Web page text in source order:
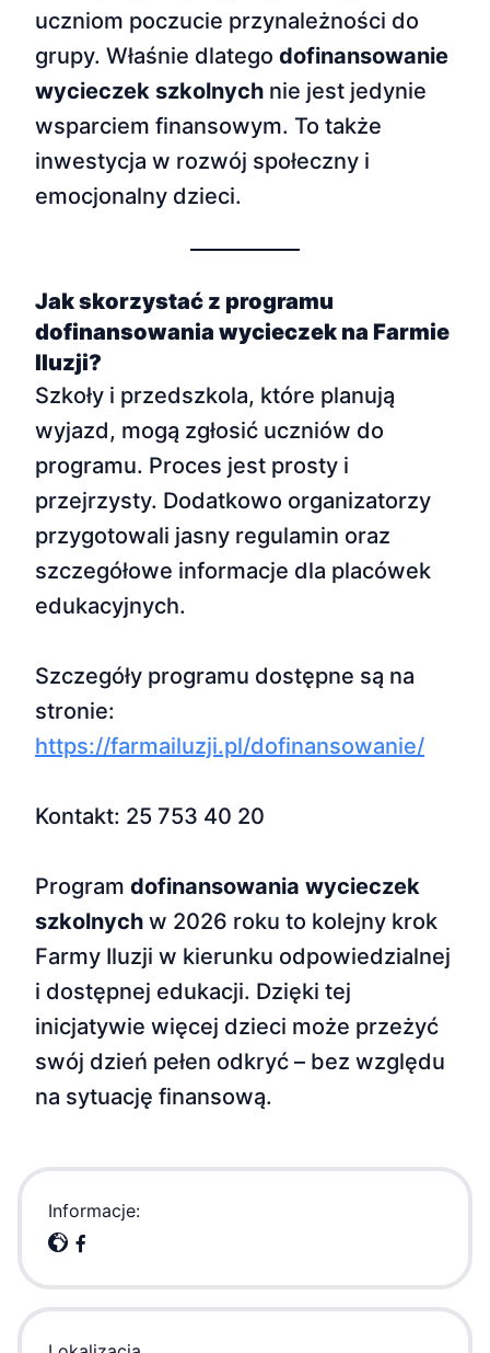
uczniom poczucie przynależności do
grupy. Właśnie dlatego dofinansowanie
wycieczek szkolnych nie jest jedynie
wsparciem finansowym. To także
inwestycja w rozwój społeczny i
emocjonalny dzieci.
Jak skorzystać z programu
dofinansowania wycieczek na Farmie
Iluzji?
Szkoły i przedszkola, które planują
wyjazd, mogą zgłosić uczniów do
programu. Proces jest prosty i
przejrzysty. Dodatkowo organizatorzy
przygotowali jasny regulamin oraz
szczegółowe informacje dla placówek
edukacyjnych.
Szczegóły programu dostępne są na
stronie:
https://farmailuzji.pl/dofinansowanie/
Kontakt: 25 753 40 20
Program dofinansowania wycieczek
szkolnych w 2026 roku to kolejny krok
Farmy Iluzji w kierunku odpowiedzialnej
i dostępnej edukacji. Dzięki tej
inicjatywie więcej dzieci może przeżyć
swój dzień pełen odkryć – bez względu
na sytuację finansową.
Informacje: